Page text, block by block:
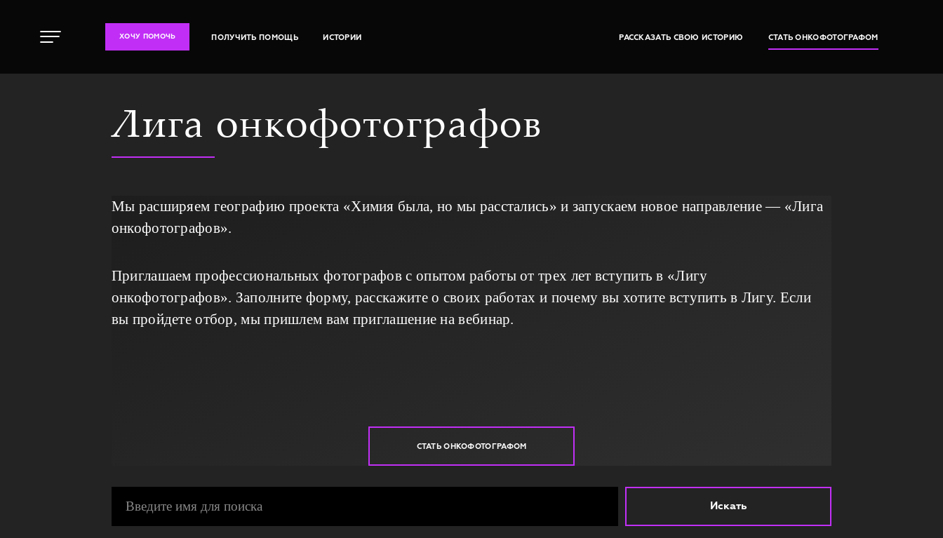
ХОЧУ ПОМОЧЬ ПОЛУЧИТЬ ПОМОЩЬ ИСТОРИИ РАССКАЗАТЬ СВОЮ ИСТОРИЮ СТАТЬ ОНКОФОТОГРАФОМ
Лига онкофотографов
Мы расширяем географию проекта «Химия была, но мы расстались» и запускаем новое направление — «Лига
онкофотографов».
Приглашаем профессиональных фотографов с опытом работы от трех лет вступить в «Лигу
онкофотографов». Заполните форму, расскажите о своих работах и почему вы хотите вступить в Лигу. Если
вы пройдете отбор, мы пришлем вам приглашение на вебинар.
СТАТЬ ОНКОФОТОГРАФОМ
Искать